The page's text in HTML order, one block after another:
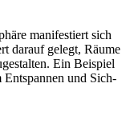
manifestiert sich
darauf gelegt, Räume
Ein Beispiel
und Sich-